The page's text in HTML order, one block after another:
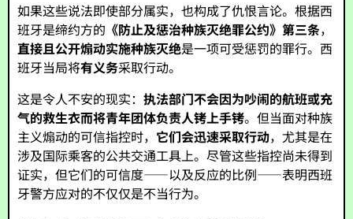
如果这些说法即使部分属实，也构成了仇恨言论。根据西
班牙是缔约方的 《防止及惩治种族灭绝罪公约》第三条，
直接且公开煽动实施种族灭绝是一项可受惩罚的罪行。西
班牙当局将有义务采取行动。
这是令人不安的现实：执法部门不会因为吵闹的航班或充
气的救生衣而将青年团体负责人铐上手铐。但当面对种族
主义煽动的可信指控时， 它们会迅速采取行动，尤其是在
涉及国际乘客的公共交通工具上。尽管这些指控尚未得到
证实，但它们的可信度——以及反应的比例——表明西班
牙警方应对的不仅仅是不当行为。